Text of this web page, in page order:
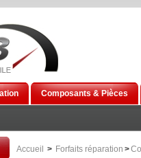
Composants & Pièces
Accueil > Forfaits réparation >